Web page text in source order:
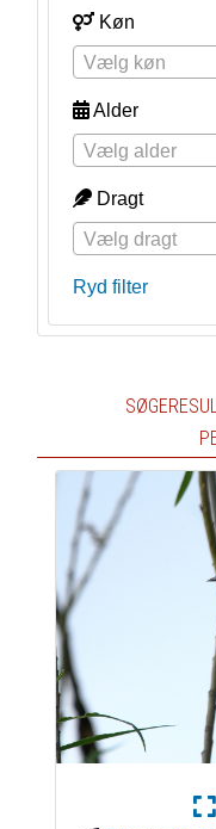
Køn
Vælg køn
Alder
Vælg alder
Dragt
Vælg dragt
Ryd filter